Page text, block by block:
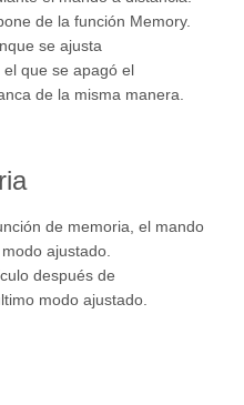
de la función Memory.
se ajusta
que se apagó el
de la misma manera.
de memoria, el mando
ajustado.
después de
modo ajustado.